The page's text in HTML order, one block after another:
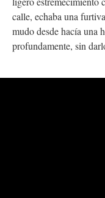
calle, echaba una
mudo desde hacía una
profundamente, sin